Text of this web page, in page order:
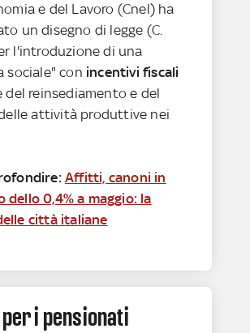
e del Lavoro (Cnel) ha
un disegno di legge (C.
l'introduzione di una
sociale" con incentivi fiscali
del reinsediamento e del
attività produttive nei
Affitti, canoni in
dello 0,4% a maggio: la
città italiane
i pensionati